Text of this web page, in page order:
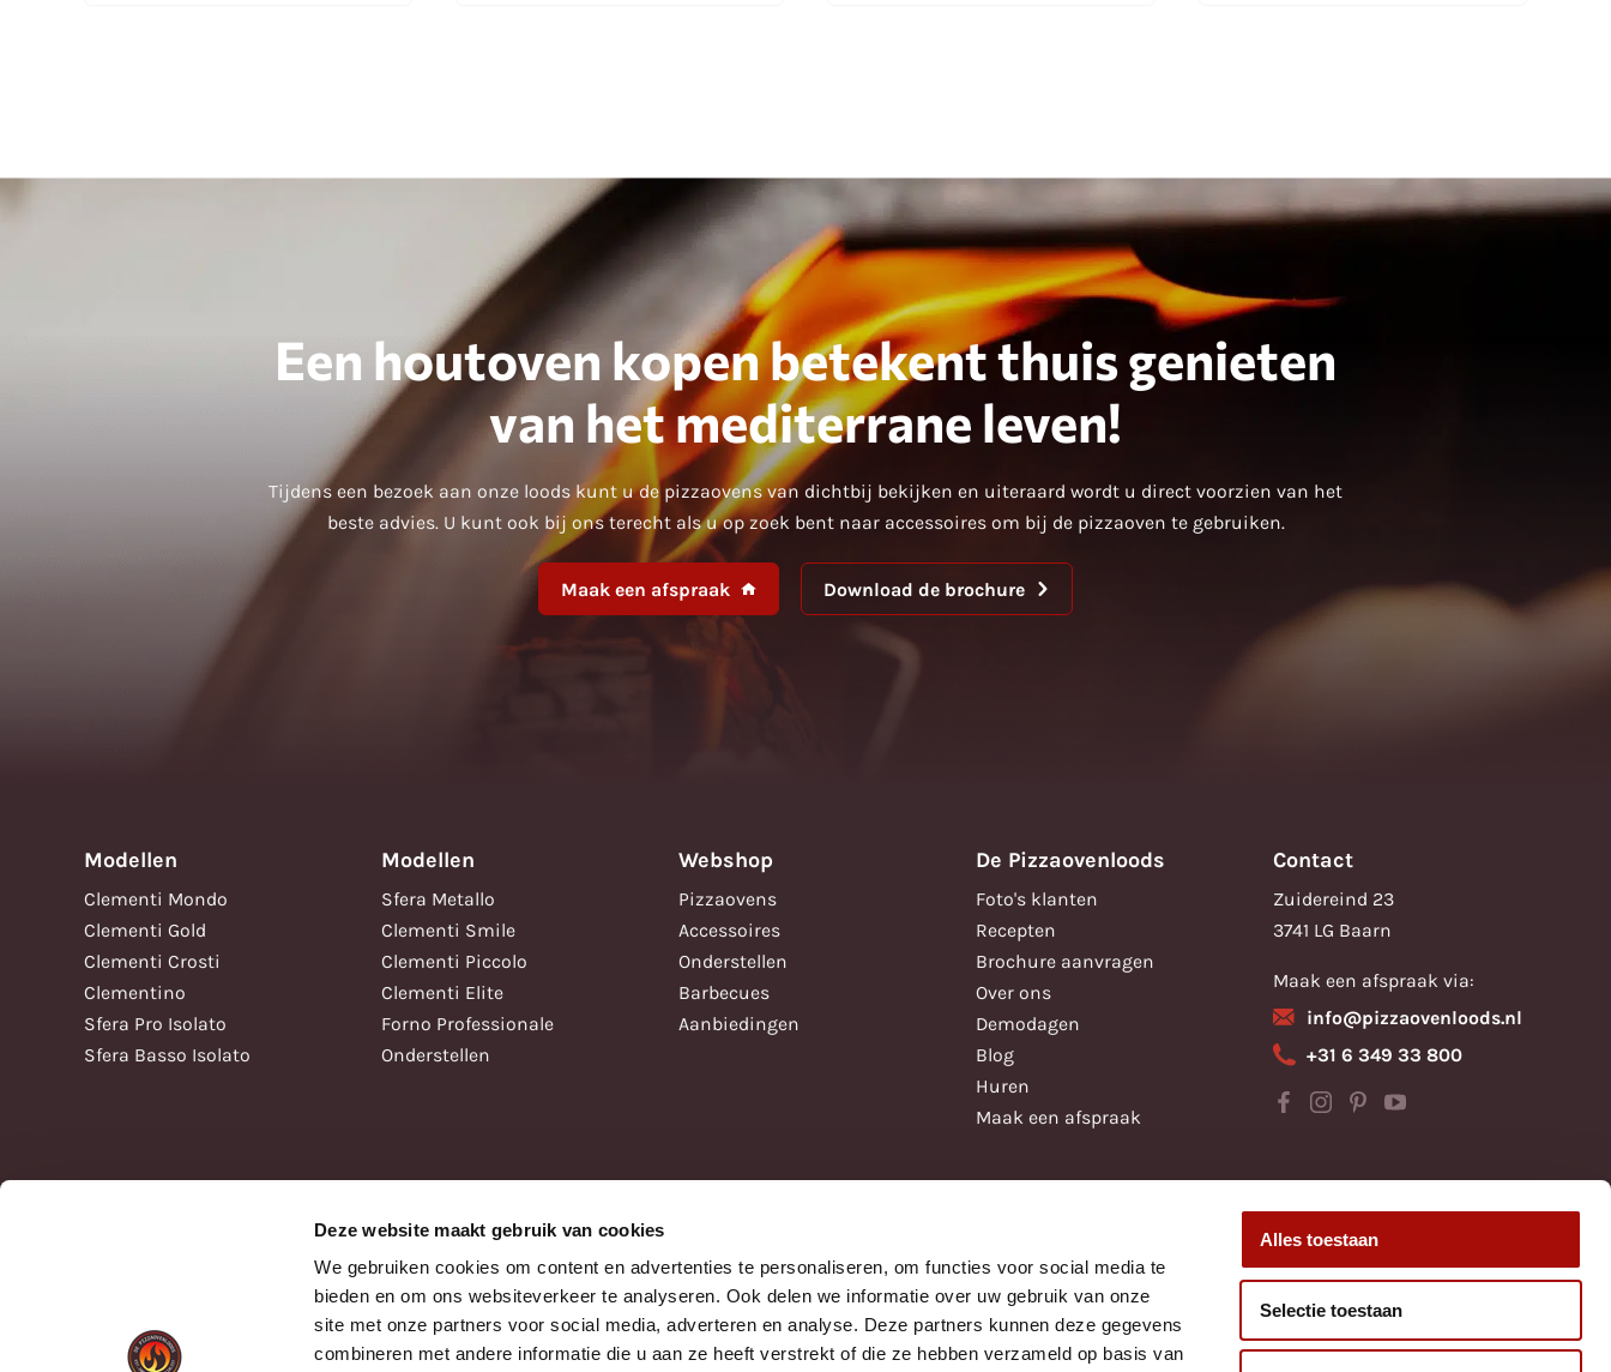
Deze website maakt gebruik van cookies
We gebruiken cookies om content en advertenties te personaliseren, om functies voor social media te
bieden en om ons websiteverkeer te analyseren. Ook delen we informatie over uw gebruik van onze
site met onze partners voor social media, adverteren en analyse. Deze partners kunnen deze gegevens
combineren met andere informatie die u aan ze heeft verstrekt of die ze hebben verzameld op basis van
Alles toestaan
Selectie toestaan
Een houtoven kopen betekent thuis genieten
van het mediterrane leven!
Tijdens een bezoek aan onze loods kunt u de pizzaovens van dichtbij bekijken en uiteraard wordt u direct voorzien van het
beste advies. U kunt ook bij ons terecht als u op zoek bent naar accessoires om bij de pizzaoven te gebruiken.
Maak een afspraak Download de brochure
Modellen
Clementi Mondo
Clementi Gold
Clementi Crosti
Clementino
Sfera Pro Isolato
Sfera Basso Isolato
Modellen
Sfera Metallo
Clementi Smile
Clementi Piccolo
Clementi Elite
Forno Professionale
Onderstellen
Webshop
Pizzaovens
Accessoires
Onderstellen
Barbecues
Aanbiedingen
De Pizzaovenloods
Foto's klanten
Recepten
Brochure aanvragen
Over ons
Demodagen
Blog
Huren
Maak een afspraak
Contact
Zuidereind 23
3741 LG Baarn
Maak een afspraak via:
info@pizzaovenloods.nl
+31 6 349 33 800